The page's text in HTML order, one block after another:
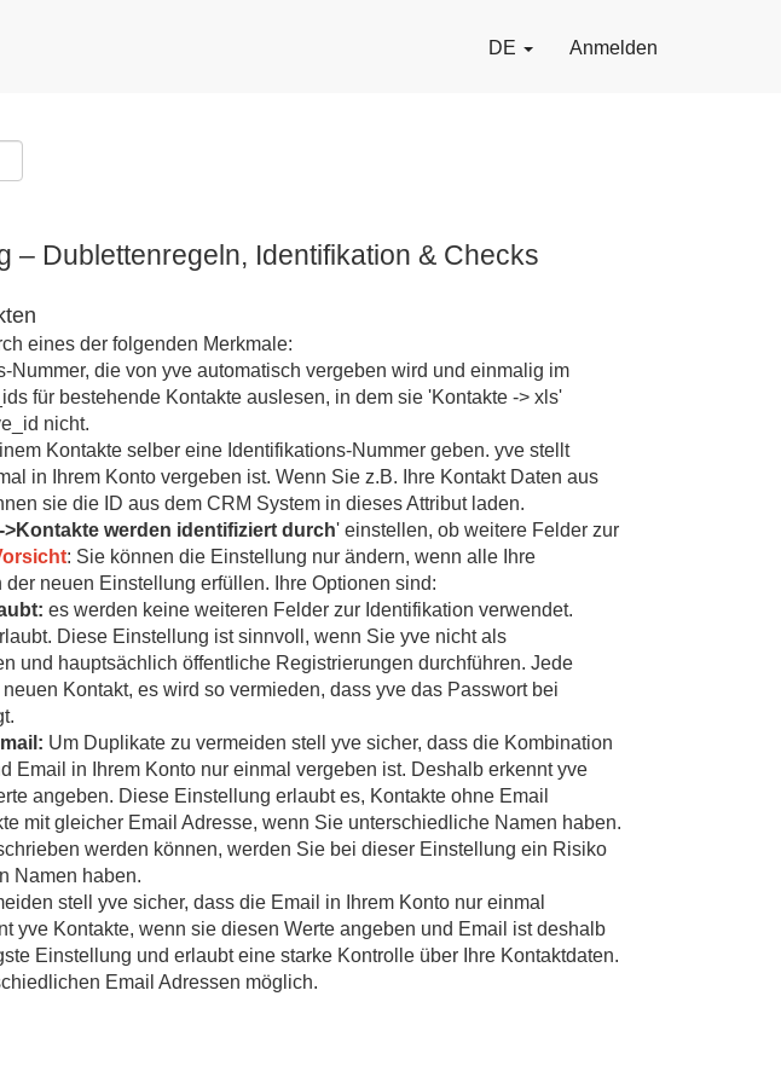
DE Anmelden
– Dublettenregeln, Identifikation & Checks
eines der folgenden Merkmale:
Nummer, die von yve automatisch vergeben wird und einmalig im
für bestehende Kontakte auslesen, in dem sie 'Kontakte -> xls'
nicht.
Kontakte selber eine Identifikations-Nummer geben. yve stellt
in Ihrem Konto vergeben ist. Wenn Sie z.B. Ihre Kontakt Daten aus
sie die ID aus dem CRM System in dieses Attribut laden.
>Kontakte werden identifiziert durch' einstellen, ob weitere Felder zur
: Sie können die Einstellung nur ändern, wenn alle Ihre
neuen Einstellung erfüllen. Ihre Optionen sind:
es werden keine weiteren Felder zur Identifikation verwendet.
Diese Einstellung ist sinnvoll, wenn Sie yve nicht als
und hauptsächlich öffentliche Registrierungen durchführen. Jede
Kontakt, es wird so vermieden, dass yve das Passwort bei
Um Duplikate zu vermeiden stell yve sicher, dass die Kombination
Email in Ihrem Konto nur einmal vergeben ist. Deshalb erkennt yve
angeben. Diese Einstellung erlaubt es, Kontakte ohne Email
mit gleicher Email Adresse, wenn Sie unterschiedliche Namen haben.
werden können, werden Sie bei dieser Einstellung ein Risiko
Namen haben.
stell yve sicher, dass die Email in Ihrem Konto nur einmal
yve Kontakte, wenn sie diesen Werte angeben und Email ist deshalb
Einstellung und erlaubt eine starke Kontrolle über Ihre Kontaktdaten.
Email Adressen möglich.